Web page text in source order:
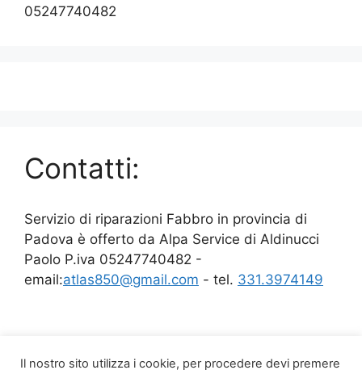
05247740482
Contatti:
Servizio di riparazioni Fabbro in provincia di
Padova è offerto da Alpa Service di Aldinucci
Paolo P.iva 05247740482 -
email:atlas850@gmail.com - tel. 331.3974149
Il nostro sito utilizza i cookie, per procedere devi premere